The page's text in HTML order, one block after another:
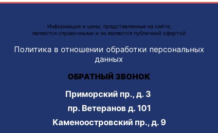
Информация и цены, представленные на сайте,
являются справочными и не являются публичной офертой
Политика в отношении обработки персональных
данных
ОБРАТНЫЙ ЗВОНОК
Приморский пр., д. 3
пр. Ветеранов д. 101
Каменоостровский пр., д. 9